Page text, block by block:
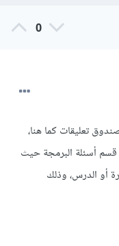
0
تعليقات كما هنا،
أسئلة البرمجة حيث
أو الدرس، وذلك